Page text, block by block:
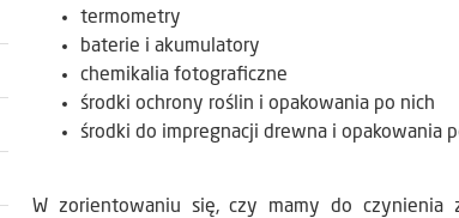
termometry
baterie i akumulatory
chemikalia fotograficzne
środki ochrony roślin i opakowania po nich
środki do impregnacji drewna i opakowania
W zorientowaniu się, czy mamy do czynienia